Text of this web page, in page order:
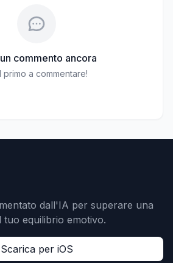
commento ancora
primo a commentare!
dall'IA per superare una
equilibrio emotivo.
Scarica per iOS